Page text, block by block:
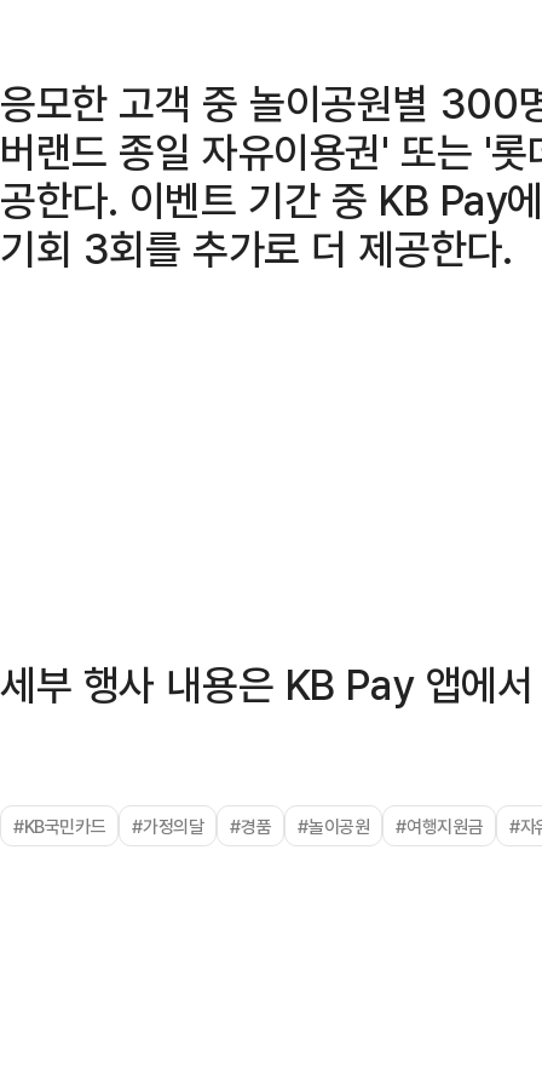
응모한 고객 중 놀이공원별
버랜드 종일 자유이용권' 또는 '
공한다. 이벤트 기간 중 KB Pay
기회 3회를 추가로 더 제공한다.
세부 행사 내용은 KB Pay 앱에
#KB국민카드 #가정의달 #경품 #놀이공원 #여행지원금 #자